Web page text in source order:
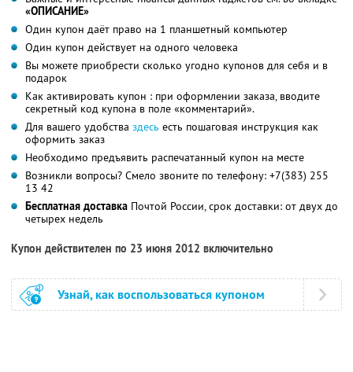
«ОПИСАНИЕ»
Один купон даёт право на 1 планшетный компьютер
Один купон действует на одного человека
Вы можете приобрести сколько угодно купонов для себя и в
подарок
Как активировать купон : при оформлении заказа, вводите
секретный код купона в поле «комментарий».
Для вашего удобства здесь есть пошаговая инструкция как
оформить заказ
Необходимо предъявить распечатанный купон на месте
Возникли вопросы? Смело звоните по телефону: +7(383) 255
13 42
Бесплатная доставка Почтой России, срок доставки: от двух до
четырех недель
Купон действителен по 23 июня 2012 включительно
Узнай, как воспользоваться купоном